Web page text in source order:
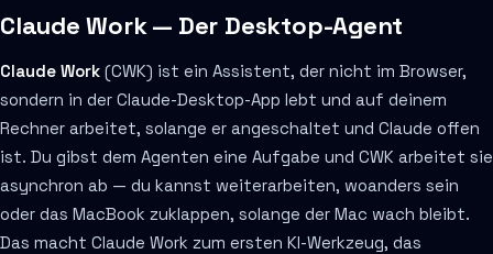
Claude Work — Der Desktop-Agent
Claude Work (CWK) ist ein Assistent, der nicht im Browser,
sondern in der Claude-Desktop-App lebt und auf deinem
Rechner arbeitet, solange er angeschaltet und Claude offen
ist. Du gibst dem Agenten eine Aufgabe und CWK arbeitet sie
asynchron ab — du kannst weiterarbeiten, woanders sein
oder das MacBook zuklappen, solange der Mac wach bleibt.
Das macht Claude Work zum ersten KI-Werkzeug, das